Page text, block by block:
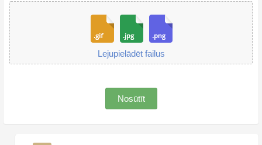
Lejupielādēt failus
Nosūtīt